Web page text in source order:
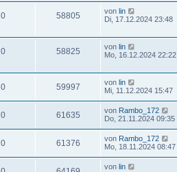
0 58805 von lin
Di, 17.12.2024 23:48
0 58825 von lin
Mo, 16.12.2024 22:22
0 59997 von lin
Mi, 11.12.2024 15:47
0 61635 von Rambo_172
Do, 21.11.2024 09:35
0 61376 von Rambo_172
Mo, 18.11.2024 08:47
von lin